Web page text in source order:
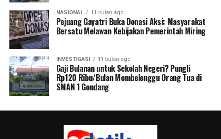
NASIONAL 11 bulan ago
Pejuang Gayatri Buka Donasi Aksi: Masyarakat
Bersatu Melawan Kebijakan Pemerintah Miring
INVESTIGASI 11 bulan ago
Gaji Bulanan untuk Sekolah Negeri? Pungli
Rp120 Ribu/Bulan Membelenggu Orang Tua di
SMAN 1 Gondang